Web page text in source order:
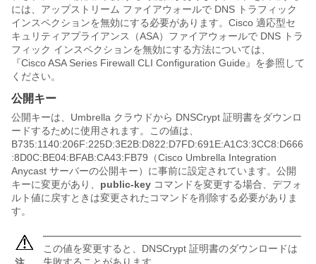
には、アップストリーム ファイアウォールで DNS トラフィック
インスペクションを無効にする必要があります。Cisco 適応型セ
キュリティアプライアンス（ASA）ファイアウォールで DNS トラ
フィック インスペクションを無効にする方法については、
『Cisco ASA Series Firewall CLI Configuration Guide』を参照して
ください。
公開キー
公開キーは、Umbrella クラウドから DNSCrypt 証明書をダウンロ
ードするために使用されます。この値は、
B735:1140:206F:225D:3E2B:D822:D7FD:691E:A1C3:3CC8:D666
:8D0C:BE04:BFAB:CA43:FB79（Cisco Umbrella Integration
Anycast サーバーの公開キー）に事前に設定されています。公開
キーに変更があり、 public-key コマンドを変更する場合、デフォ
ルト値に戻すときは変更されたコマンドを削除する必要がありま
す。
この値を変更すると、DNSCrypt 証明書のダウンロードは
失敗することがあります。